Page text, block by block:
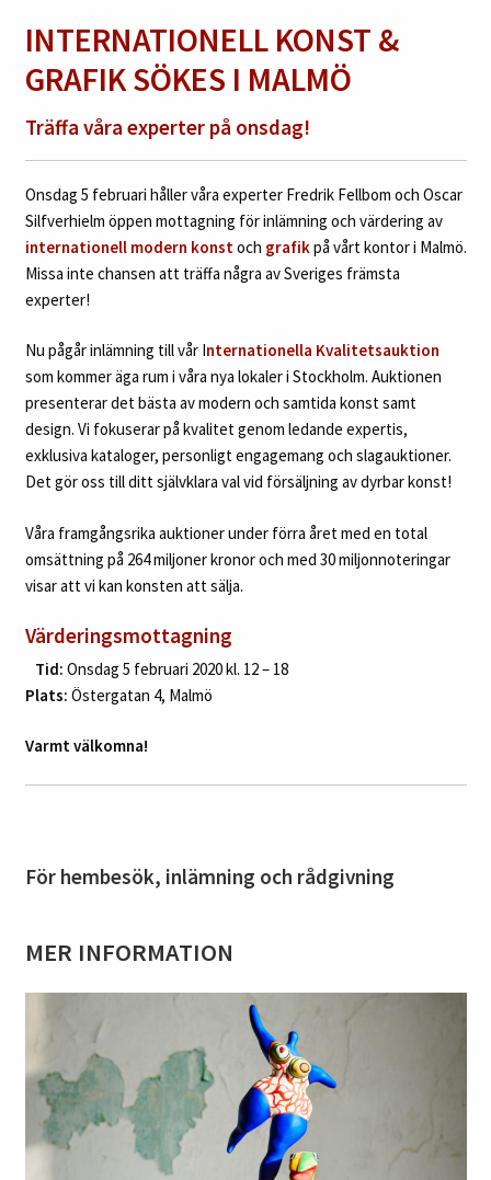
INTERNATIONELL KONST &
GRAFIK SÖKES I MALMÖ
Träffa våra experter på onsdag!
Onsdag 5 februari håller våra experter Fredrik Fellbom och Oscar
Silfverhielm öppen mottagning för inlämning och värdering av
internationell modern konst och grafikpå vårt kontor i Malmö.
Missa inte chansen att träffa några av Sveriges främsta
experter!
Nu pågår inlämning till vår Internationella Kvalitetsauktion
som kommer äga rum i våra nya lokaler i Stockholm. Auktionen
presenterar det bästa av modern och samtida konst samt
design. Vi fokuserar på kvalitet genom ledande expertis,
exklusiva kataloger, personligt engagemang och slagauktioner.
Det gör oss till ditt självklara val vid försäljning av dyrbar konst!
Våra framgångsrika auktioner under förra året med en total
omsättning på 264 miljoner kronor och med 30 miljonnoteringar
visar att vi kan konsten att sälja.
Värderingsmottagning
Tid: Onsdag 5 februari 2020 kl. 12 – 18
Plats: Östergatan 4, Malmö
Varmt välkomna!
För hembesök, inlämning och rådgivning
MER INFORMATION